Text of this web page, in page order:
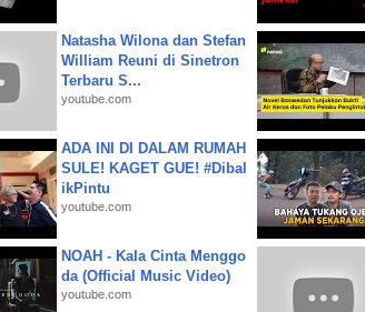
Natasha Wilona dan Stefan
William Reuni di Sinetron
Terbaru S...
youtube.com
ADA INI DI DALAM RUMAH
SULE! KAGET GUE! #Dibal
ikPintu
youtube.com
NOAH - Kala Cinta Menggo
da (Official Music Video)
youtube.com